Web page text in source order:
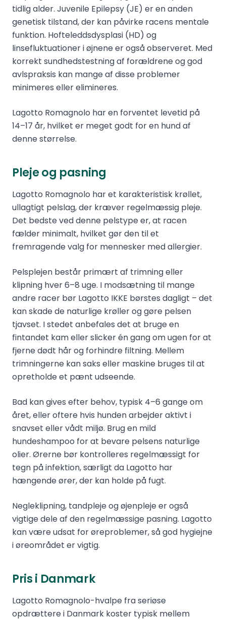
tidlig alder. Juvenile Epilepsy (JE) er en anden
genetisk tilstand, der kan påvirke racens mentale
funktion. Hofteleddsdysplasi (HD) og
linsefluktuationer i øjnene er også observeret. Med
korrekt sundhedstestning af forældrene og god
avlspraksis kan mange af disse problemer
minimeres eller elimineres.
Lagotto Romagnolo har en forventet levetid på
14–17 år, hvilket er meget godt for en hund af
denne størrelse.
Pleje og pasning
Lagotto Romagnolo har et karakteristisk krøllet,
ullagtigt pelslag, der kræver regelmæssig pleje.
Det bedste ved denne pelstype er, at racen
fælder minimalt, hvilket gør den til et
fremragende valg for mennesker med allergier.
Pelsplejen består primært af trimning eller
klipning hver 6–8 uge. I modsætning til mange
andre racer bør Lagotto IKKE børstes dagligt – det
kan skade de naturlige krøller og gøre pelsen
tjavset. I stedet anbefales det at bruge en
fintandet kam eller slicker én gang om ugen for at
fjerne dødt hår og forhindre filtning. Mellem
trimningerne kan saks eller maskine bruges til at
opretholde et pænt udseende.
Bad kan gives efter behov, typisk 4–6 gange om
året, eller oftere hvis hunden arbejder aktivt i
snavset eller vådt miljø. Brug en mild
hundeshampoo for at bevare pelsens naturlige
olier. Ørerne bør kontrolleres regelmæssigt for
tegn på infektion, særligt da Lagotto har
hængende ører, der kan holde på fugt.
Negleklipning, tandpleje og øjenpleje er også
vigtige dele af den regelmæssige pasning. Lagotto
kan være udsat for øreproblemer, så god hygiejne
i øreområdet er vigtig.
Pris i Danmark
Lagotto Romagnolo-hvalpe fra seriøse
opdrættere i Danmark koster typisk mellem